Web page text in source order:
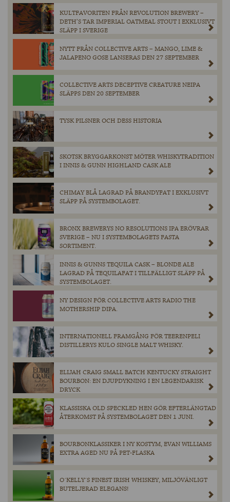
KULTFAVORITEN FRÅN REVOLUTION BREWERY –
DETH’S TAR IMPERIAL OATMEAL STOUT I EXKLUSIVT
SLÄPP I SVERIGE
NYTT FRÅN COLLECTIVE ARTS – MANGO, LIME &
JALAPENO GOSE LANSERAS DEN 27 SEPTEMBER
COLLECTIVE ARTS DECEPTIVE CREATURE NEIPA
SLÄPPS DEN 20 SEPTEMBER
TYSK PILSNER OCH DESS HISTORIA
SKOTSK BRYGGARKONST MÖTER WHISKYTRADITION
I INNIS & GUNN HIGHLAND CASK ALE
CHIMAY BLÅ LAGRAD PÅ BRANDYFAT I EXKLUSIVT
SLÄPP PÅ SYSTEMBOLAGET.
BRONX BREWERYS NO RESOLUTIONS IPA ERÖVRAR
SVERIGE – NU I SYSTEMBOLAGETS FASTA
SORTIMENT.
INNIS & GUNNS TEQUILA CASK – BLONDE ALE
LAGRAD PÅ TEQUILAFAT I TILLFÄLLIGT SLÄPP PÅ
SYSTEMBOLAGET.
NY DESIGN FÖR COLLECTIVE ARTS RADIO THE
MOTHERSHIP DIPA.
INTERNATIONELL FRAMGÅNG FÖR TEERENPELI
DISTILLERYS KULO SINGLE MALT WHISKY.
ELIJAH CRAIG SMALL BATCH KENTUCKY STRAIGHT
BOURBON: EN DJUPDYKNING I EN LEGENDARISK
DRYCK
KLASSISKA OLD SPECKLED HEN GÖR EFTERLÄNGTAD
ÅTERKOMST PÅ SYSTEMBOLAGET DEN 1 JUNI.
BOURBONKLASSIKER I NY KOSTYM, EVAN WILLIAMS
EXTRA AGED NU PÅ PET-FLASKA
O´KELLY´S FINEST IRISH WHISKEY, MILJÖVÄNLIGT
BUTELJERAD ELEGANS!